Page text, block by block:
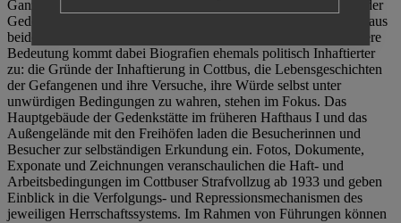
Ganzjährig zeigen mehrere Dauer- und Sonderausstellungen in der
Gedenkstätte Zuchthaus Cottbus Beispiele politischen Unrechts aus
beiden deutschen Diktaturen des 20. Jahrhunderts. Eine besondere
Bedeutung kommt dabei Biografien ehemals politisch Inhaftierter
zu: die Gründe der Inhaftierung in Cottbus, die Lebensgeschichten
der Gefangenen und ihre Versuche, ihre Würde selbst unter
unwürdigen Bedingungen zu wahren, stehen im Fokus. Das
Hauptgebäude der Gedenkstätte im früheren Hafthaus I und das
Außengelände mit den Freihöfen laden die Besucherinnen und
Besucher zur selbständigen Erkundung ein. Fotos, Dokumente,
Exponate und Zeichnungen veranschaulichen die Haft- und
Arbeitsbedingungen im Cottbuser Strafvollzug ab 1933 und geben
Einblick in die Verfolgungs- und Repressionsmechanismen des
jeweiligen Herrschaftssystems. Im Rahmen von Führungen können